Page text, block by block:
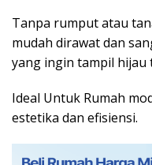
Tanpa rumput atau
mudah dirawat dan
yang ingin tampil hijau
Ideal Untuk Rumah
estetika dan efisiensi.